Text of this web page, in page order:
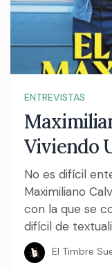
ENTREVISTAS
Viviendo
No es difícil
Maximiliano
con la que se
difícil de
El Timbre